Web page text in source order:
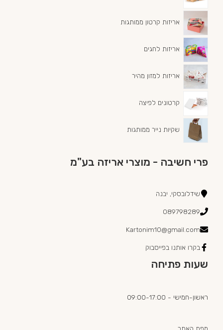
אריזות קרטון ממותגות
אריזות לחגים
אריזות למזון מהיר
קרטונים לפיצה
שקיות נייר ממותגות
פרי חשיבה - מוצרי אריזה בע"מ
שידלובסקי, יבנה
089798289
Kartonim10@gmail.com
בקרו אותנו בפייסבוק
שעות פתיחה
ראשון-חמישי - 09:00-17:00